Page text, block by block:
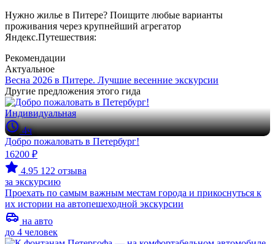
Нужно жилье в Питере? Поищите любые варианты
проживания через крупнейший агрегатор
Яндекс.Путешествия:
Рекомендации
Актуальное
Весна 2026 в Питере. Лучшие весенние экскурсии
Другие предложения этого гида
Индивидуальная
4ч
Добро пожаловать в Петербург!
16200 ₽
4.95 122 отзыва
за экскурсию
Проехать по самым важным местам города и прикоснуться к
их истории на автопешеходной экскурсии
на авто
до 4 человек